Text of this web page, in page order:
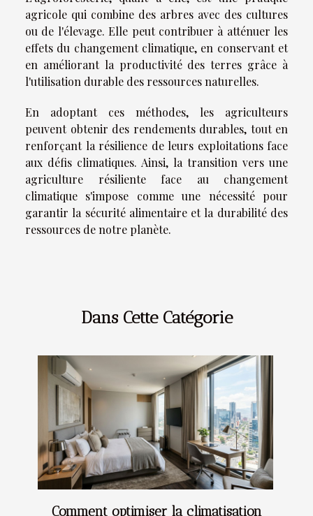
agricole qui combine des arbres avec des cultures
ou de l'élevage. Elle peut contribuer à atténuer les
effets du changement climatique, en conservant et
en améliorant la productivité des terres grâce à
l'utilisation durable des ressources naturelles.
En adoptant ces méthodes, les agriculteurs
peuvent obtenir des rendements durables, tout en
renforçant la résilience de leurs exploitations face
aux défis climatiques. Ainsi, la transition vers une
agriculture résiliente face au changement
climatique s'impose comme une nécessité pour
garantir la sécurité alimentaire et la durabilité des
ressources de notre planète.
Dans Cette Catégorie
Comment optimiser la climatisation